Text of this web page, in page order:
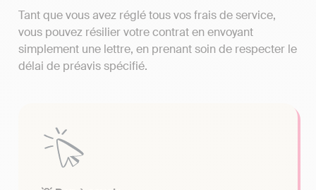
Tant que vous avez réglé tous vos frais de service,
vous pouvez résilier votre contrat en envoyant
simplement une lettre, en prenant soin de respecter le
délai de préavis spécifié.